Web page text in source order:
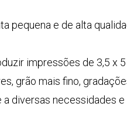
pequena e de alta
impressões de 3,5 x
grão mais fino,
diversas necessidades